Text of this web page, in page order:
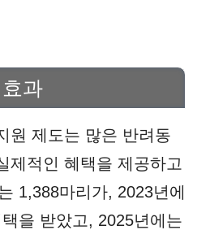
과
원 제도는 많은 반려동
제적인 혜택을 제공하고
1,388마리가, 2023년에
을 받았고, 2025년에는